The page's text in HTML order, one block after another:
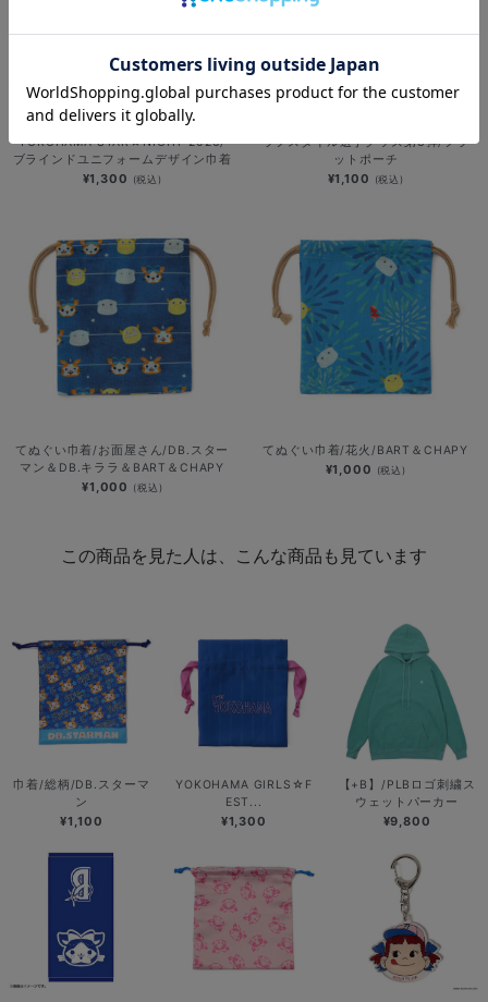
NEW
YOKOHAMA STAR☆NIGHT 2026/
ブラインドユニフォームデザイン巾着
¥1,300 (税込)
ラフスタイル選手グッズ第3弾/フラ
ットポーチ
¥1,100 (税込)
てぬぐい巾着/お面屋さん/DB.スター
マン＆DB.キララ＆BART＆CHAPY
¥1,000 (税込)
てぬぐい巾着/花火/BART＆CHAPY
¥1,000 (税込)
この商品を見た人は、こんな商品も見ています
巾着/総柄/DB.スターマ
ン
¥1,100
YOKOHAMA GIRLS☆F
EST...
¥1,300
【+B】/PLBロゴ刺繍ス
ウェットパーカー
¥9,800